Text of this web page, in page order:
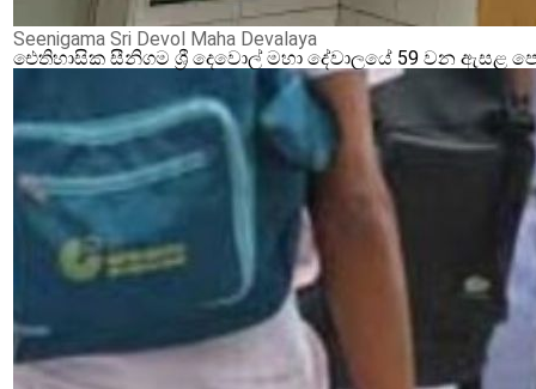
Seenigama Sri Devol Maha Devalaya
ඓතිහාසික සීනිගම ශ්‍රී දෙවොල් මහා දේවාලයේ 59 වන ඇසළ